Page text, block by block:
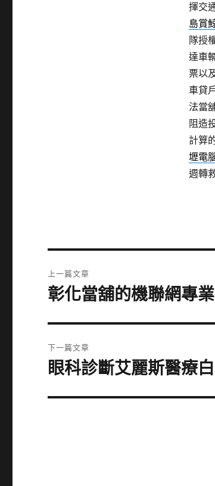
揮交
島賞
隊授
達車
票以
車貸
法當
阻造
計算
壢電
週轉
章
上一篇文章
上
篇
文
章:
彰化當舖的機聯網專
下一篇文章
下
篇
眼科診斷艾麗斯醫療